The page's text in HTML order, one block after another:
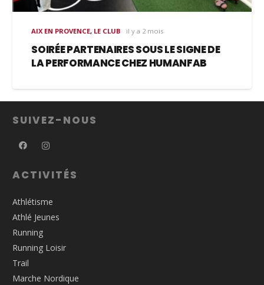
AIX EN PROVENCE, LE CLUB il y a 2 mois
SOIRÉE PARTENAIRES SOUS LE SIGNE DE
LA PERFORMANCE CHEZ HUMANFAB
SUIVEZ-NOUS
ACTIVITÉS
Athlétisme
Athlé Jeunes
Running
Running Loisir
Trail
Marche Nordique